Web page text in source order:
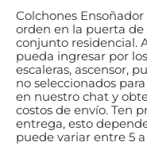
Colchones
orden en la puerta
conjunto residencial.
pueda ingresar por
escaleras, ascensor,
no seleccionados
en nuestro chat y
costos de envío. Ten
entrega, esto
puede variar entre 5 a